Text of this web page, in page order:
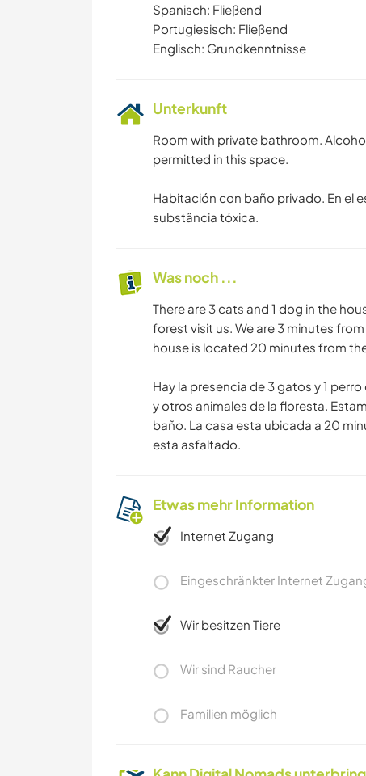
Spanisch: Fließend
Portugiesisch: Fließend
Englisch: Grundkenntnisse
Unterkunft
Room with private bathroom.
permitted in this space.
Habitación con baño privado. En el
substância tóxica.
Was noch ...
There are 3 cats and 1 dog in the
forest visit us. We are 3 minutes
house is located 20 minutes from
Hay la presencia de 3 gatos y 1
y otros animales de la floresta.
baño. La casa esta ubicada a 20
esta asfaltado.
Etwas mehr Information
Internet Zugang
Eingeschränkter Internet
Wir besitzen Tiere
Wir sind Raucher
Familien möglich